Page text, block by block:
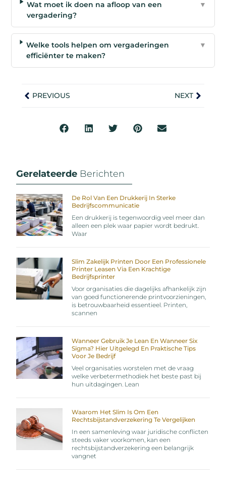
Wat moet ik doen na afloop van een
vergadering?
▼
Welke tools helpen om vergaderingen
efficiënter te maken?
▼
PREVIOUS NEXT
Gerelateerde Berichten
De Rol Van Een Drukkerij In Sterke
Bedrijfscommunicatie
Een drukkerij is tegenwoordig veel meer dan
alleen een plek waar papier wordt bedrukt.
Waar
Slim Zakelijk Printen Door Een Professionele
Printer Leasen Via Een Krachtige
Bedrijfsprinter
Voor organisaties die dagelijks afhankelijk zijn
van goed functionerende printvoorzieningen,
is betrouwbaarheid essentieel. Printen,
scannen
Wanneer Gebruik Je Lean En Wanneer Six
Sigma? Hier Uitgelegd En Praktische Tips
Voor Je Bedrijf
Veel organisaties worstelen met de vraag
welke verbetermethodiek het beste past bij
hun uitdagingen. Lean
Waarom Het Slim Is Om Een
Rechtsbijstandverzekering Te Vergelijken
In een samenleving waar juridische conflicten
steeds vaker voorkomen, kan een
rechtsbijstandverzekering een belangrijk
vangnet